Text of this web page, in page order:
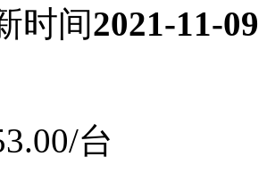
时间2021-11-09
/台